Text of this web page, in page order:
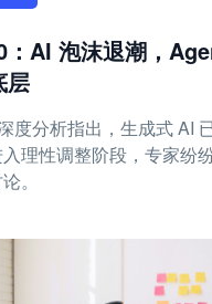
：AI 泡沫退潮，
层
度分析指出，生成式 AI
理性调整阶段，专家纷
。